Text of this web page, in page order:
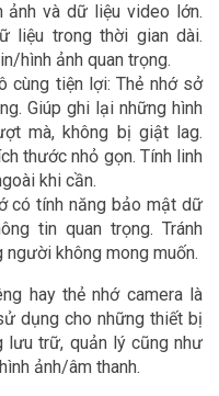
và dữ liệu video lớn.
liệu trong thời gian dài.
hình ảnh quan trọng.
cùng tiện lợi: Thẻ nhớ sở
Giúp ghi lại những hình
mà, không bị giật lag.
thước nhỏ gọn. Tính linh
khi cần.
có tính năng bảo mật dữ
tin quan trọng. Tránh
không mong muốn.
hay thẻ nhớ camera là
dụng cho những thiết bị
lưu trữ, quản lý cũng như
ảnh/âm thanh.